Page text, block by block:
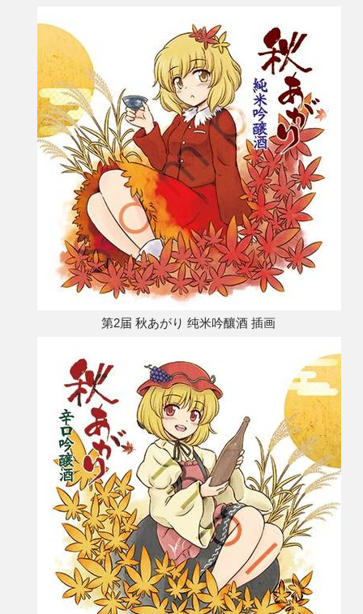
第2届 秋あがり 纯米吟釀酒 插画